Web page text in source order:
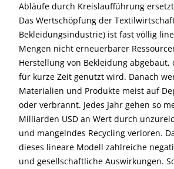
Abläufe durch Kreislaufführung
Das Wertschöpfung der
Bekleidungsindustrie) ist fast völlig
Mengen nicht erneuerbarer
Herstellung von Bekleidung
für kurze Zeit genutzt wird. Danach
Materialien und Produkte meist auf
oder verbrannt. Jedes Jahr gehen so
Milliarden USD an Wert durch
und mangelndes Recycling verloren.
dieses lineare Modell zahlreiche
und gesellschaftliche Auswirkungen.